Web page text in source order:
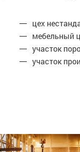
цех
мебельный
участок
участок